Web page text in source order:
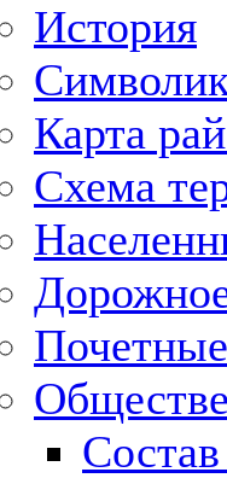
История
Карта
Схема